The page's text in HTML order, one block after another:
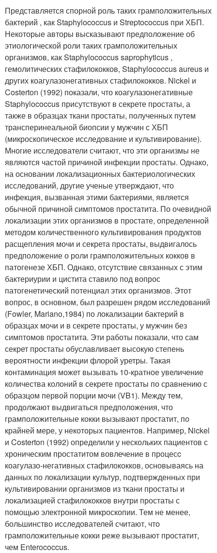
Представляется спорной роль таких грамположительных
бактерий , как Staphylococcus и Streptococcus при ХБП.
Некоторые авторы высказывают предположение об
этиологической роли таких грамположительных
организмов, как Staphylococcus saprophyticus ,
гемолитических стафилококков, Staphylococcus aureus и
других коагулазонегативных стафилококков. Nickel и
Costerton (1992) показали, что коагулазонегативные
Staphylococcus присутствуют в секрете простаты, а
также в образцах ткани простаты, полученных путем
трансперинеальной биопсии у мужчин с ХБП
(микроскопическое исследование и культивирование).
Многие исследователи считают, что эти организмы не
являются частой причиной инфекции простаты. Однако,
на основании локализационных бактериологических
исследований, другие ученые утверждают, что
инфекция, вызванная этими бактериями, является
обычной причиной симптомов простатита. По очевидной
локализации этих организмов в простате, определенной
методом количественного культивирования продуктов
расщепления мочи и секрета простаты, выдвигалось
предположение о роли грамположительных кокков в
патогенезе ХБП. Однако, отсутствие связанных с этим
бактериурии и цистита ставило под вопрос
патогенетический потенциал этих организмов. Этот
вопрос, в основном, был разрешен рядом исследований
(Fowler, Mariano,1984) по локализации бактерий в
образцах мочи и в секрете простаты, у мужчин без
симптомов простатита. Эти работы показали, что сам
секрет простаты обуславливает высокую степень
вероятности инфекции флорой уретры. Такая
контаминация может вызывать 10-кратное увеличение
количества колоний в секрете простаты по сравнению с
образцом первой порции мочи (VB1). Между тем,
продолжают выдвигаться предположения, что
грамположительные кокки вызывают простатит, по
крайней мере, у некоторых пациентов. Например, Nickel
и Costerton (1992) определили у нескольких пациентов с
хроническим простатитом вовлечение в процесc
коагулазо-негативных стафилококков, основываясь на
данных по локализации культур, подтвержденных при
культивировании организмов из ткани простаты и
локализацией стафилококков внутри простаты с
помощью электронной микроскопии. Тем не менее,
большинство исследователей считают, что
грамположительные кокки реже вызывают простатит,
чем Enterococcus.